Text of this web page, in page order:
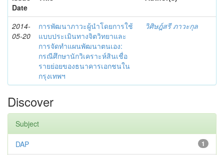
Date
2014-
05-20
การพัฒนาภาวะผู้นำโดยการใช้
แบบประเมินทางจิตวิทยาและ
การจัดทำแผนพัฒนาตนเอง:
กรณีศึกษานักวิเคราะห์สินเชื่อ
รายย่อยของธนาคารเอกชนใน
กรุงเทพฯ
วิศิษฎ์สรี ภาวะกุล
Discover
Subject
1
DAP